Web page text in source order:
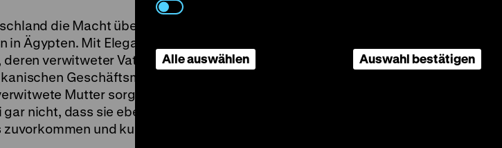
die Macht übernehmen, dreht
Ägypten. Mit Eleganz und Charme
verwitweter Vater ihr ein allzu
Geschäftsmann Tobby
Mutter sorgt. Perfekt,
nicht, dass sie ebenso füreinander
und kurzerhand die
Alle auswählen Auswahl bestätigen